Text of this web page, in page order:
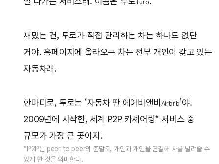
Turo
재밌는 건, 투로가 직접 관리하는 차는 하나도 없단
거야. 홈페이지에 올라오는 차는 전부 개인이 갖고 있는
자동차래.
한마디로, 투로는 ‘자동차 판 에어비앤비 Airbnb’야.
2009년에 시작한, 세계 P2P 카셰어링* 서비스 중
규모가 가장 큰 곳이지.
*P2P는 peer to peer의 준말로, 개인과 개인을 연결해 차를 빌려줄 수
있게 한 것을 의미한다.